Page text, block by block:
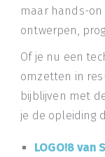
maar hands-
ontwerpen,
Of je nu een
omzetten in
bijblijven met
je de opleiding
LOGO!8 van